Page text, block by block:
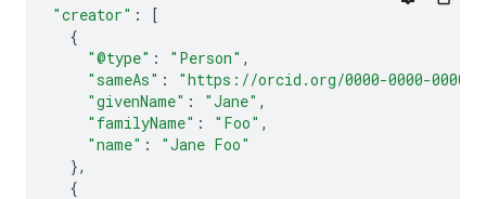
"creator" :
[
{
"@type" : "Person" ,
"sameAs" :
"https://orcid.org/0000-0000-0000-
"givenName" : "Jane" ,
"familyName" : "Foo" ,
"name" :
"Jane Foo"
},
{